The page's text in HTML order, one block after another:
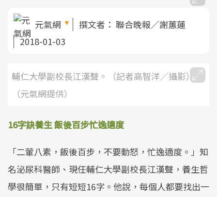
元氣網 撰文者： 聯合晚報／謝蕙蓮
2018-01-03
輔仁大學副校長江漢聲。（記者高智洋／攝影）
（元氣網提供）
16字訣養生 飯後百步忙逸適度
「二葷八素，飯後百步，不要動怒，忙逸適度。」知
名泌尿科醫師、現任輔仁大學副校長江漢聲，養生哲
學很簡單，只有短短16字。他說，每個人都要找出一